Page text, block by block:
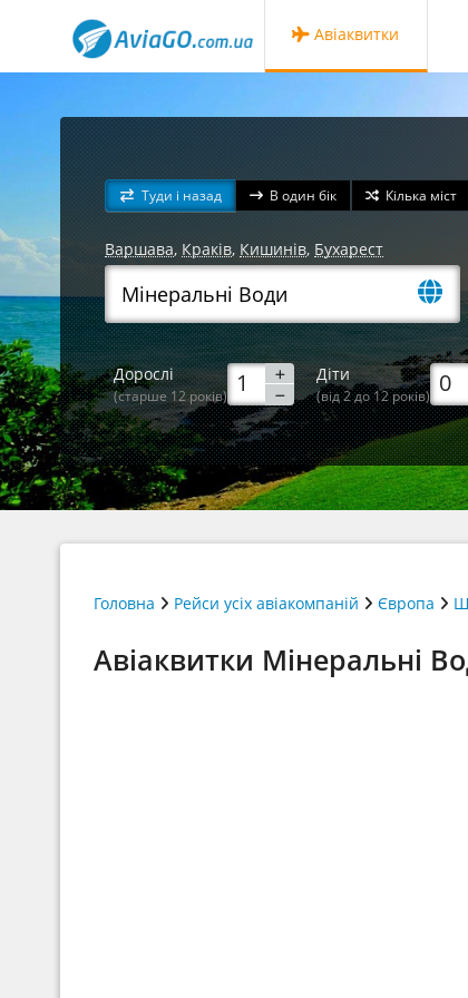
Авіаквитки
Туди і назад В один бік Кілька міст
Варшава,Краків, Кишинів, Бухарест
Дорослі
(старше 12 років)
Діти
(від 2 до 12 років)
Головна Рейси усіх авіакомпаній Європа
Авіаквитки Мінеральні